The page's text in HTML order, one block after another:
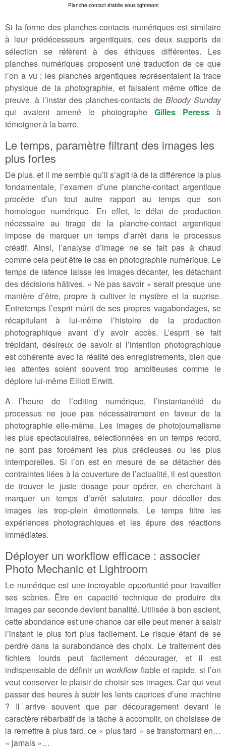
Planche-contact établie sous lightroom
Si la forme des planches-contacts numériques est similaire
à leur prédécesseurs argentiques, ces deux supports de
sélection se réfèrent à des éthiques différentes. Les
planches numériques proposent une traduction de ce que
l’on a vu ; les planches argentiques représentaient la trace
physique de la photographie, et faisaient même office de
preuve, à l’instar des planches-contacts de Bloody Sunday
qui avaient amené le photographe Gilles Peress à
témoigner à la barre.
Le temps, paramètre filtrant des images les
plus fortes
De plus, et il me semble qu’il s’agit là de la différence la plus
fondamentale, l’examen d’une planche-contact argentique
procède d’un tout autre rapport au temps que son
homologue numérique. En effet, le délai de production
nécessaire au tirage de la planche-contact argentique
impose de marquer un temps d’arrêt dans le processus
créatif. Ainsi, l’analyse d’image ne se fait pas à chaud
comme cela peut être le cas en photographie numérique. Le
temps de latence laisse les images décanter, les détachant
des décisions hâtives. « Ne pas savoir » serait presque une
manière d’être, propre à cultiver le mystère et la suprise.
Entretemps l’esprit mûrit de ses propres vagabondages, se
récapitulant à lui-même l’histoire de la production
photographique avant d’y avoir accès. L’esprit se fait
trépidant, désireux de savoir si l’intention photographique
est cohérente avec la réalité des enregistrements, bien que
les attentes soient souvent trop ambitieuses comme le
déplore lui-même Elliott Erwitt.
A l’heure de l’editing numérique, l’instantanéité du
processus ne joue pas nécessairement en faveur de la
photographie elle-même. Les images de photojournalisme
les plus spectaculaires, sélectionnées en un temps record,
ne sont pas forcément les plus précieuses ou les plus
intemporelles. Si l’on est en mesure de se détacher des
contraintes liées à la couverture de l’actualité, il est question
de trouver le juste dosage pour opérer, en cherchant à
marquer un temps d’arrêt salutaire, pour décoller des
images les trop-plein émotionnels. Le temps filtre les
expériences photographiques et les épure des réactions
immédiates.
Déployer un workflow efficace : associer
Photo Mechanic et Lightroom
Le numérique est une incroyable opportunité pour travailler
ses scènes. Être en capacité technique de produire dix
images par seconde devient banalité. Utilisée à bon escient,
cette abondance est une chance car elle peut mener à saisir
l’instant le plus fort plus facilement. Le risque étant de se
perdre dans la surabondance des choix. Le traitement des
fichiers lourds peut facilement décourager, et il est
indispensable de définir un workflow fiable et rapide, si l’on
veut conserver le plaisir de choisir ses images. Car qui veut
passer des heures à subir les lents caprices d’une machine
? Il arrive souvent que par découragement devant le
caractère rébarbatif de la tâche à accomplir, on choisisse de
la remettre à plus tard, ce « plus tard » se transformant en…
« jamais »…